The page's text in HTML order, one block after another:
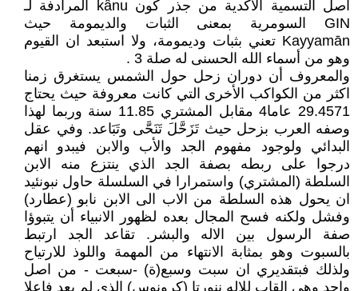
اصل التسمية الاكدية من جذر كون kânu المرادفة لـ
GIN السومرية بمعنى الثبات والديمومة حيث
Kayyamān تعني بثبات وديمومة، ولا استبعد ان القيوم
وهو من أسماء الله الحسنى له صلة 3 .
والمعروف أن دوران زحل حول الشمس يستغرق زمنا
اكثر من الكواكب الأخرى التي كانت معروفة حيث يحتاج
29.4571 عاما4 مقابل المشتري 11.85 سنة وربما لهذا
وصفه العرب بزحل حيث تَزَحَّلَ تَنَحَّى وتَبَاعد. وفي عقل
البدائي ولوجود مفهوم الجد والأب والابن فيبدو انهم
درجوا على ربطه بصفة الجد الذي ينتزع منه الابن
السلطة (المشتري) واستمرارا في السلسلة حاول نبونئيد
ان يحول هذه السلطة من الاب الى الابن نابو (عطارد)
وفشل ولكنه فسح المجال بعده لظهور الانبياء أن يتبوؤا
صفة الرسول بين الاله والبشر. تقاعد الجد ارتبط
بالسبوت وهو بمثابة الانتهاء من المهمة واللوذ للارتياح
ولذلك فبتقديري ان سبت وسبع(ة) -سبعت - من اصل
واحد وهي القاب للاله ننورتا (كرونوس) الذي لم يعد فاعلا